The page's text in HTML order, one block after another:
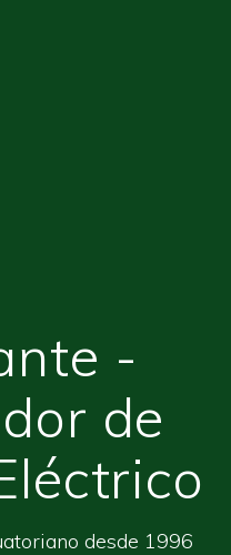
-
de
desde 1996